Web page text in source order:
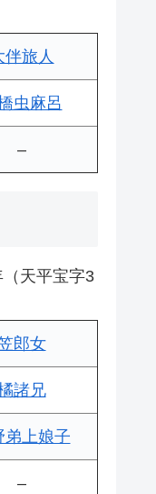
伴旅人
虫麻呂
–
天平宝字3
郎女
諸兄
弟上娘子
–